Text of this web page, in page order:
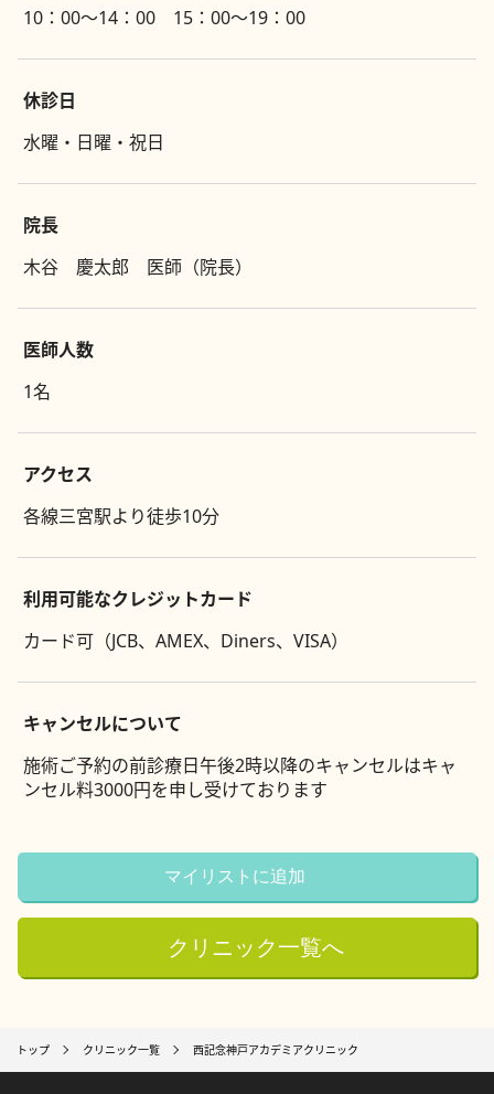
10：00～14：00 15：00～19：00
休診日
水曜・日曜・祝日
院長
木谷 慶太郎 医師（院長）
医師人数
1名
アクセス
各線三宮駅より徒歩10分
利用可能なクレジットカード
カード可（JCB、AMEX、Diners、VISA）
キャンセルについて
施術ご予約の前診療日午後2時以降のキャンセルはキャ
ンセル料3000円を申し受けております
マイリストに追加
クリニック一覧へ
トップ クリニック一覧 西記念神戸アカデミアクリニック